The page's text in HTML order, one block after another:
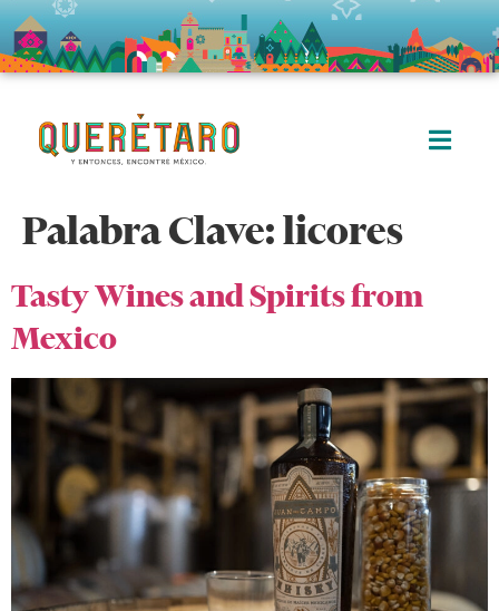
Palabra Clave:licores
Tasty Wines and Spirits from
Mexico